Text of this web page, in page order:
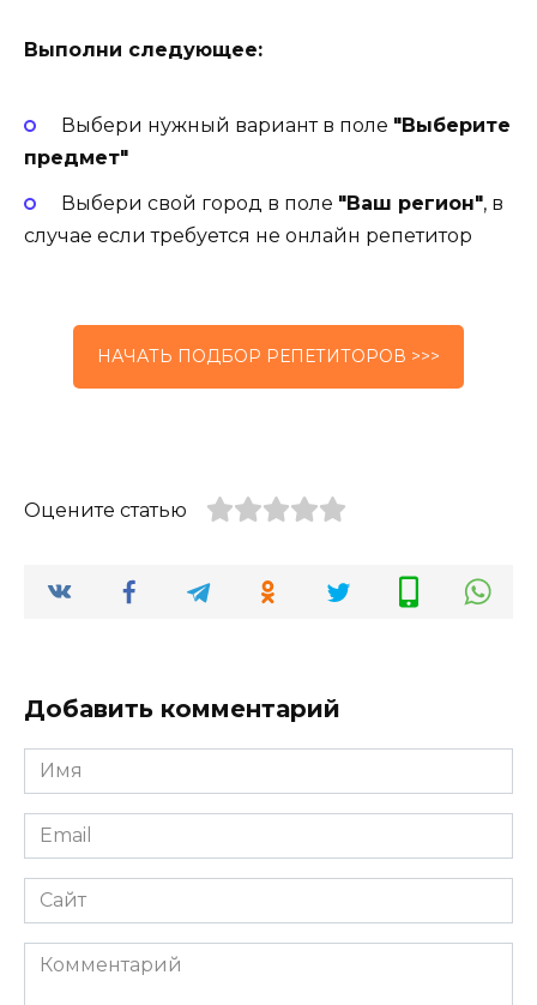
Выполни следующее:
Выбери нужный вариант в поле "Выберите
предмет"
Выбери свой город в поле "Ваш регион", в
случае если требуется не онлайн репетитор
НАЧАТЬ ПОДБОР РЕПЕТИТОРОВ >>>
Оцените статью
Добавить комментарий
Имя
*
Email
*
Сайт
Комментарий